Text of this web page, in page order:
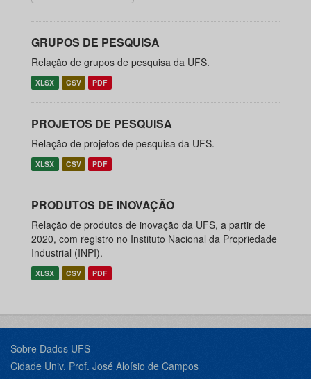
GRUPOS DE PESQUISA
Relação de grupos de pesquisa da UFS.
XLSX CSV PDF
PROJETOS DE PESQUISA
Relação de projetos de pesquisa da UFS.
XLSX CSV PDF
PRODUTOS DE INOVAÇÃO
Relação de produtos de inovação da UFS, a partir de
2020, com registro no Instituto Nacional da Propriedade
Industrial (INPI).
XLSX CSV PDF
Sobre Dados UFS
Cidade Univ. Prof. José Aloísio de Campos